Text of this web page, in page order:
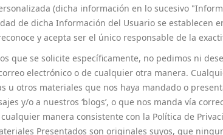
(dicha información en lo sucesivo
de dicha Información del Usuario se establecen
y acepta ser el único responsable de la
que se solicite específicamente, no pedimos ni
electrónico o de cualquier otra manera.
u otros materiales que nos haya mandado o
y/o a nuestros ‘blogs’, o que nos manda vía
manera consistente con la Política de
Presentados son originales suyos, que